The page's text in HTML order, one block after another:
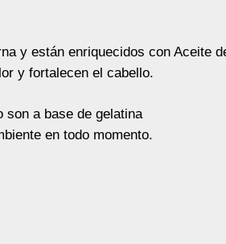
y están enriquecidos con Aceite
y fortalecen el cabello.
a base de gelatina
en todo momento.